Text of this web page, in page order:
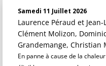
Samedi 11 Juillet 2026
Laurence Péraud et
Clément Molizon,
Grandemange, Christian
En panne à cause de la